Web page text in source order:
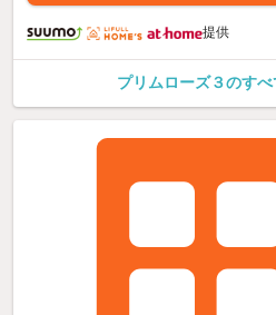
提供
プリムローズ３のす